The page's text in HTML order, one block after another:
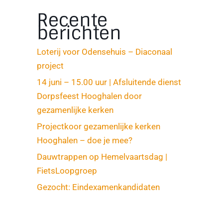
Recente
berichten
Loterij voor Odensehuis – Diaconaal
project
14 juni – 15.00 uur | Afsluitende dienst
Dorpsfeest Hooghalen door
gezamenlijke kerken
Projectkoor gezamenlijke kerken
Hooghalen – doe je mee?
Dauwtrappen op Hemelvaartsdag |
FietsLoopgroep
Gezocht: Eindexamenkandidaten